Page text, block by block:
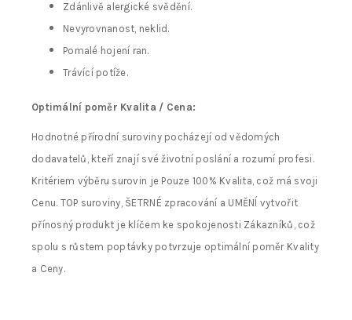
Zdánlivě alergické svědění.
Nevyrovnanost, neklid.
Pomalé hojení ran.
Trávící potíže.
Optimální poměr Kvalita / Cena:
Hodnotné přírodní suroviny pocházejí od vědomých
dodavatelů, kteří znají své životní poslání a rozumí profesi.
Kritériem výběru surovin je Pouze 100% Kvalita, což má svoji
Cenu. TOP suroviny, ŠETRNÉ zpracování a UMĚNÍ vytvořit
přínosný produkt je klíčem ke spokojenosti Zákazníků, což
spolu s růstem poptávky potvrzuje optimální poměr Kvality
a Ceny.